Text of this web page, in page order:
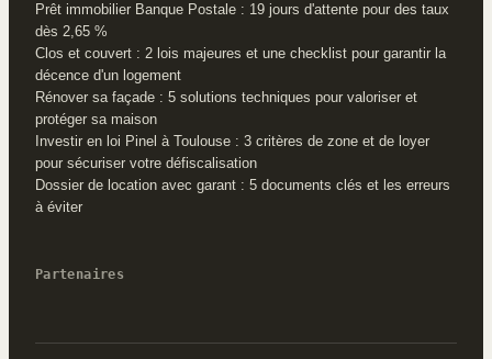
Prêt immobilier Banque Postale : 19 jours d'attente pour des taux
dès 2,65 %
Clos et couvert : 2 lois majeures et une checklist pour garantir la
décence d'un logement
Rénover sa façade : 5 solutions techniques pour valoriser et
protéger sa maison
Investir en loi Pinel à Toulouse : 3 critères de zone et de loyer
pour sécuriser votre défiscalisation
Dossier de location avec garant : 5 documents clés et les erreurs
à éviter
Partenaires